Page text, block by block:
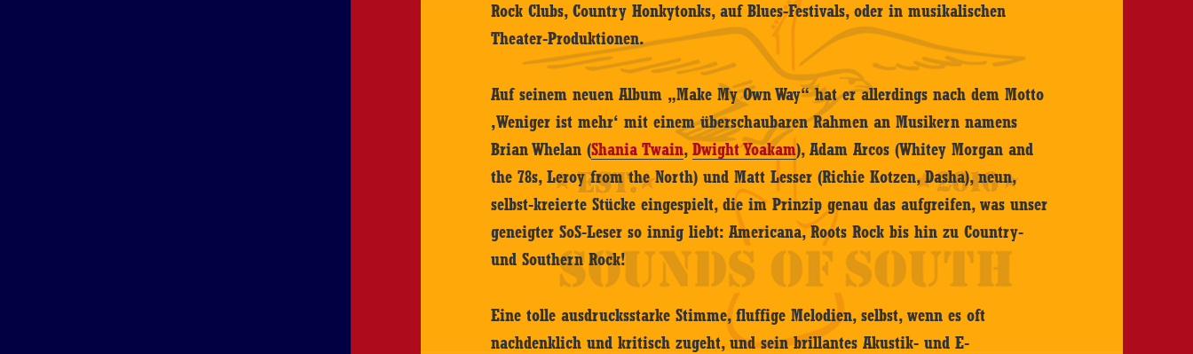
Rock Clubs, Country Honkytonks, auf Blues-Festivals, oder in musikalischen
Theater-Produktionen.
Auf seinem neuen Album „Make My Own Way“ hat er allerdings nach dem Motto
‚Weniger ist mehr‘ mit einem überschaubaren Rahmen an Musikern namens
Brian Whelan (Shania Twain,Dwight Yoakam), Adam Arcos (Whitey Morgan and
the 78s, Leroy from the North) und Matt Lesser (Richie Kotzen, Dasha), neun,
selbst-kreierte Stücke eingespielt, die im Prinzip genau das aufgreifen, was unser
geneigter SoS-Leser so innig liebt: Americana, Roots Rock bis hin zu Country-
und Southern Rock!
Eine tolle ausdrucksstarke Stimme, fluffige Melodien, selbst, wenn es oft
nachdenklich und kritisch zugeht, und sein brillantes Akustik- und E-